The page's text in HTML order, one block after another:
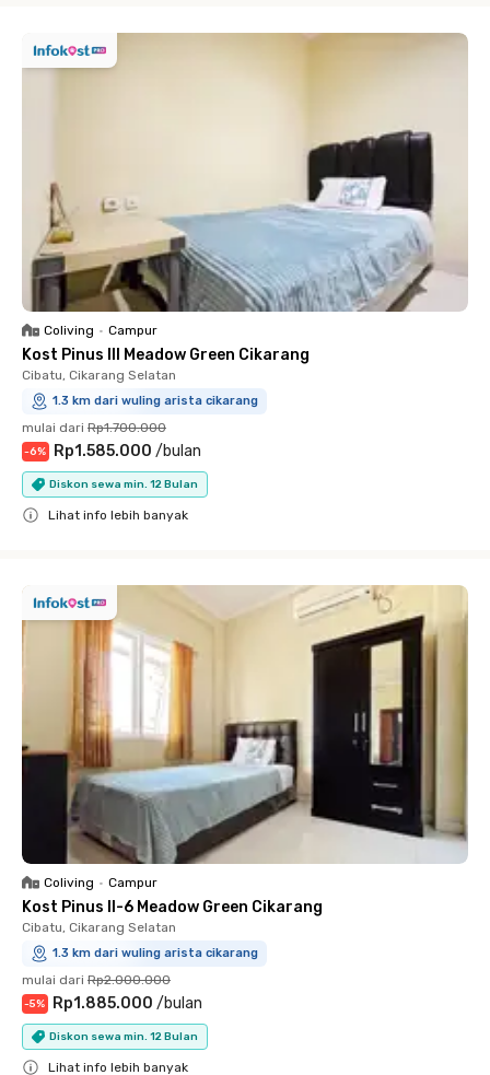
Coliving • Campur
Kost Pinus III Meadow Green Cikarang
Cibatu, Cikarang Selatan
1.3 km dari wuling arista cikarang
mulai dari Rp1.700.000
-6% Rp1.585.000 /bulan
Diskon sewa min. 12 Bulan
Lihat info lebih banyak
Coliving • Campur
Kost Pinus II-6 Meadow Green Cikarang
Cibatu, Cikarang Selatan
1.3 km dari wuling arista cikarang
mulai dari Rp2.000.000
-5% Rp1.885.000 /bulan
Diskon sewa min. 12 Bulan
Lihat info lebih banyak